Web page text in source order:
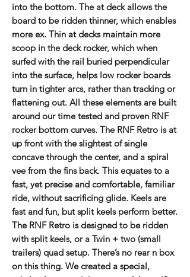
into the bottom. The at deck allows the
board to be ridden thinner, which enables
more ex. Thin at decks maintain more
scoop in the deck rocker, which when
surfed with the rail buried perpendicular
into the surface, helps low rocker boards
turn in tighter arcs, rather than tracking or
flattening out. All these elements are built
around our time tested and proven RNF
rocker bottom curves. The RNF Retro is at
up front with the slightest of single
concave through the center, and a spiral
vee from the fins back. This equates to a
fast, yet precise and comfortable, familiar
ride, without sacrificing glide. Keels are
fast and fun, but split keels perform better.
The RNF Retro is designed to be ridden
with split keels, or a Twin + two (small
trailers) quad setup. There’s no rear n box
on this thing. We created a special,